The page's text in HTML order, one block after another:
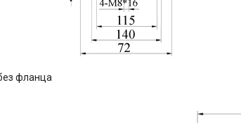
фланца